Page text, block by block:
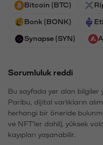
Bitcoin (BTC)
Bonk (BONK)
Synapse (SYN)
Sorumluluk reddi
Bu sayfada yer alan bilgiler
Paribu, dijital varlıkların
herhangi bir öneride
ve NFT'ler dahil), yüksek
kayıpları yaşanabilir.